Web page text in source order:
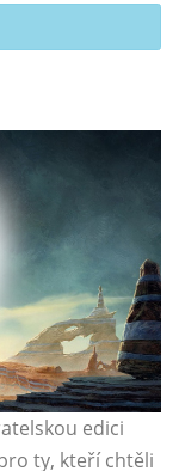
edici
ty, kteří chtěli